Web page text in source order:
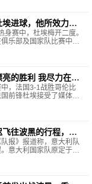
进球，他所效力的
赛中，杜埃梅开二度。
乐部及国家队比赛中，
得了胜利，共计23场
的胜利 我尽力在每
，法国3-1战胜哥伦比
前锋杜埃接受了媒体的
非常高兴，这是一场
往波黑的行程，将
报》报道称，意大利队
意大利国家队原定于本
三在泽尼察举